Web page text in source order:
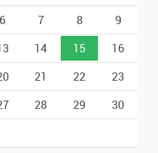
6 7 8
9
14 15
16
21 22
23
28 29
30